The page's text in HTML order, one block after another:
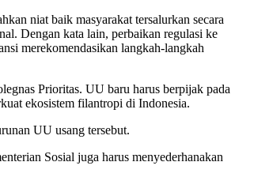
niat baik masyarakat tersalurkan secara
Dengan kata lain, perbaikan regulasi ke
merekomendasikan langkah-langkah
Prioritas. UU baru harus berpijak pada
ekosistem filantropi di Indonesia.
UU usang tersebut.
Sosial juga harus menyederhanakan